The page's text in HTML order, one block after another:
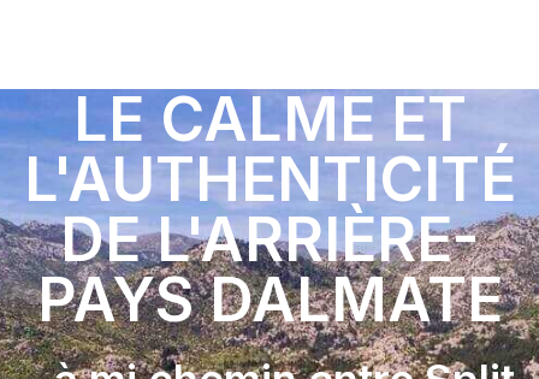
LE CALME ET
L'AUTHENTICITÉ
DE L'ARRIÈRE-
PAYS DALMATE